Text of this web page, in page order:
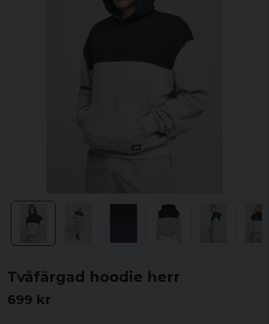
Tvåfärgad hoodie herr
699 kr